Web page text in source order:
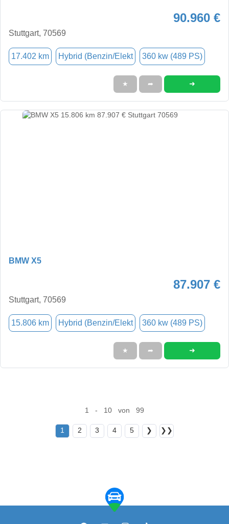
90.960 €
Stuttgart, 70569
17.402 km Hybrid (Benzin/Elekt 360 kw (489 PS)
★ ➦ ➜
BMW X5
87.907 €
Stuttgart, 70569
15.806 km Hybrid (Benzin/Elekt 360 kw (489 PS)
★ ➦ ➜
1 - 10 von 99
1 2 3 4 5 ❯ ❯❯